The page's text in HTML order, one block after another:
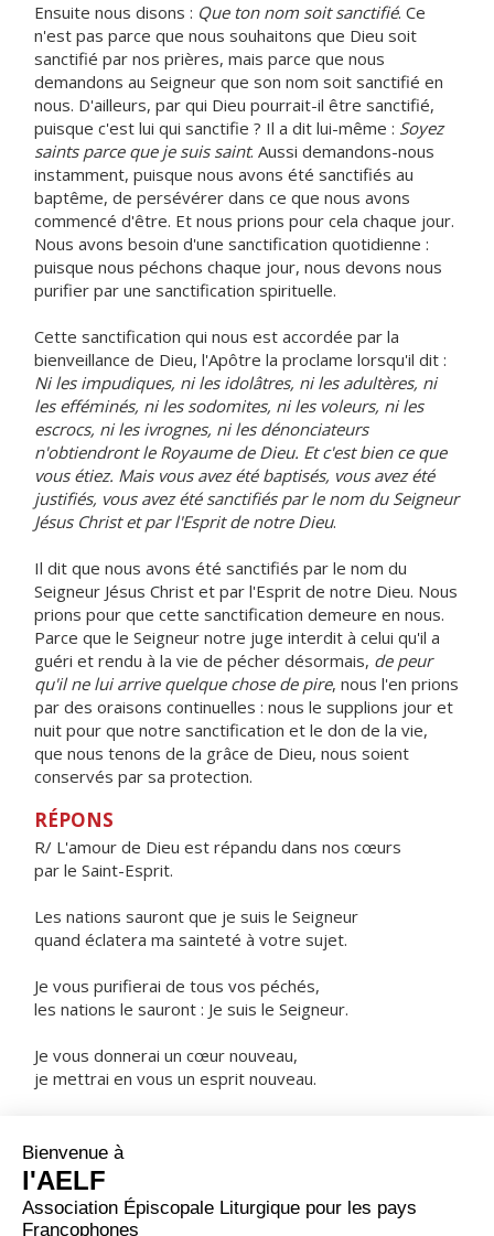
Ensuite nous disons : Que ton nom soit sanctifié. Ce
n'est pas parce que nous souhaitons que Dieu soit
sanctifié par nos prières, mais parce que nous
demandons au Seigneur que son nom soit sanctifié en
nous. D'ailleurs, par qui Dieu pourrait-il être sanctifié,
puisque c'est lui qui sanctifie ? Il a dit lui-même : Soyez
saints parce que je suis saint. Aussi demandons-nous
instamment, puisque nous avons été sanctifiés au
baptême, de persévérer dans ce que nous avons
commencé d'être. Et nous prions pour cela chaque jour.
Nous avons besoin d'une sanctification quotidienne :
puisque nous péchons chaque jour, nous devons nous
purifier par une sanctification spirituelle.
Cette sanctification qui nous est accordée par la
bienveillance de Dieu, l'Apôtre la proclame lorsqu'il dit :
Ni les impudiques, ni les idolâtres, ni les adultères, ni
les efféminés, ni les sodomites, ni les voleurs, ni les
escrocs, ni les ivrognes, ni les dénonciateurs
n'obtiendront le Royaume de Dieu. Et c'est bien ce que
vous étiez. Mais vous avez été baptisés, vous avez été
justifiés, vous avez été sanctifiés par le nom du Seigneur
Jésus Christ et par l'Esprit de notre Dieu.
Il dit que nous avons été sanctifiés par le nom du
Seigneur Jésus Christ et par l'Esprit de notre Dieu. Nous
prions pour que cette sanctification demeure en nous.
Parce que le Seigneur notre juge interdit à celui qu'il a
guéri et rendu à la vie de pécher désormais, de peur
qu'il ne lui arrive quelque chose de pire, nous l'en prions
par des oraisons continuelles : nous le supplions jour et
nuit pour que notre sanctification et le don de la vie,
que nous tenons de la grâce de Dieu, nous soient
conservés par sa protection.
RÉPONS
R/ L'amour de Dieu est répandu dans nos cœurs
par le Saint-Esprit.
Les nations sauront que je suis le Seigneur
quand éclatera ma sainteté à votre sujet.
Je vous purifierai de tous vos péchés,
les nations le sauront : Je suis le Seigneur.
Je vous donnerai un cœur nouveau,
je mettrai en vous un esprit nouveau.
et vous marcherez selon mes lois.
ORAISON